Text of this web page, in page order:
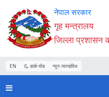
Accessibility
Mode
सुरु
गर्नुहोस्
सामाग्री
पढ्नुहाेस्
नेभिगेसन
पढ्नुहाेस्
वेबसाइट
खोजमा
जानुहोस्
नेपाल सरकार
गृह मन्त्रालय
जिल्ला प्रशासन
EN डार्क मोड न्यून व्यान्डविथ